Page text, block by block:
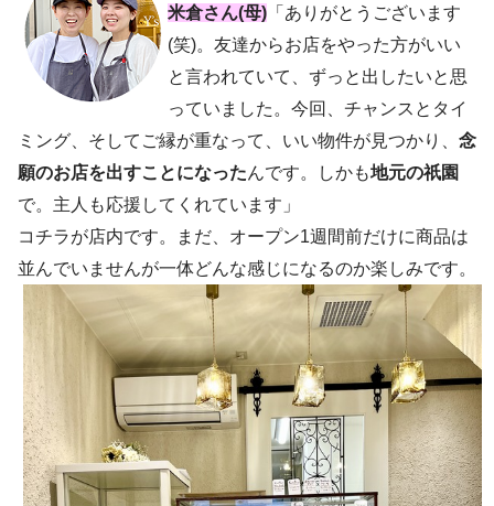
米倉さん(母) 「ありがとうございます
(笑)。友達からお店をやった方がいい
と言われていて、ずっと出したいと思
っていました。今回、チャンスとタイ
ミング、そしてご縁が重なって、いい物件が見つかり、 念
願のお店を出すことになったんです。しかも地元の祇園
で。主人も応援してくれています」
コチラが店内です。まだ、オープン1週間前だけに商品は
並んでいませんが一体どんな感じになるのか楽しみです。